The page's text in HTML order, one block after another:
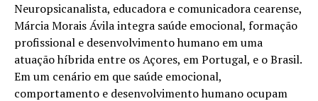
Neuropsicanalista, educadora e comunicadora cearense,
Márcia Morais Ávila integra saúde emocional, formação
profissional e desenvolvimento humano em uma
atuação híbrida entre os Açores, em Portugal, e o Brasil.
Em um cenário em que saúde emocional,
comportamento e desenvolvimento humano ocupam